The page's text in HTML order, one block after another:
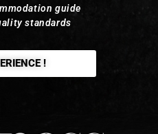
guide
standards
!